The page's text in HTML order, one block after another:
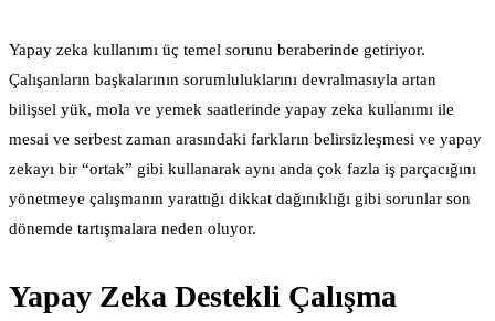
Yapay zeka kullanımı üç temel sorunu beraberinde getiriyor.
Çalışanların başkalarının sorumluluklarını devralmasıyla artan
bilişsel yük, mola ve yemek saatlerinde yapay zeka kullanımı ile
mesai ve serbest zaman arasındaki farkların belirsizleşmesi ve yapay
zekayı bir “ortak” gibi kullanarak aynı anda çok fazla iş parçacığını
yönetmeye çalışmanın yarattığı dikkat dağınıklığı gibi sorunlar son
dönemde tartışmalara neden oluyor.
Yapay Zeka Destekli Çalışma